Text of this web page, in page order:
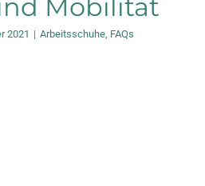
Mobilität
2021 | Arbeitsschuhe FAQs